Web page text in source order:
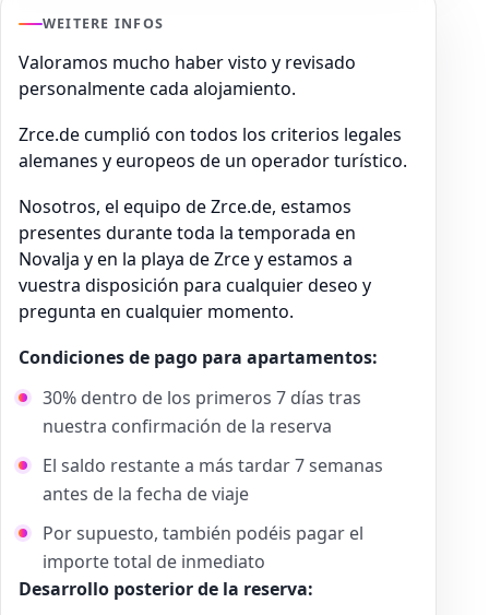
WEITERE INFOS
Valoramos mucho haber visto y revisado
personalmente cada alojamiento.
Zrce.de cumplió con todos los criterios legales
alemanes y europeos de un operador turístico.
Nosotros, el equipo de Zrce.de, estamos
presentes durante toda la temporada en
Novalja y en la playa de Zrce y estamos a
vuestra disposición para cualquier deseo y
pregunta en cualquier momento.
Condiciones de pago para apartamentos:
30% dentro de los primeros 7 días tras
nuestra confirmación de la reserva
El saldo restante a más tardar 7 semanas
antes de la fecha de viaje
Por supuesto, también podéis pagar el
importe total de inmediato
Desarrollo posterior de la reserva: